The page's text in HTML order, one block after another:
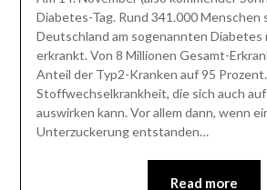
Diabetes-Tag. Rund 341.000 Menschen
Deutschland am sogenannten Diabetes
erkrankt. Von 8 Millionen Gesamt-
Anteil der Typ2-Kranken auf 95
Stoffwechselkrankheit, die sich auch
auswirken kann. Vor allem dann, wenn
Unterzuckerung entstanden…
Read more